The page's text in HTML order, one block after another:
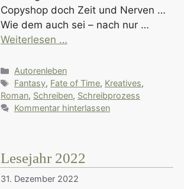
Copyshop doch Zeit und Nerven …
Wie dem auch sei – nach nur …
Weiterlesen …
Kategorien
Autorenleben
Schlagwörter
Fantasy, Fate of Time, Kreatives,
Roman, Schreiben, Schreibprozess
Kommentar hinterlassen
Lesejahr 2022
31. Dezember 2022